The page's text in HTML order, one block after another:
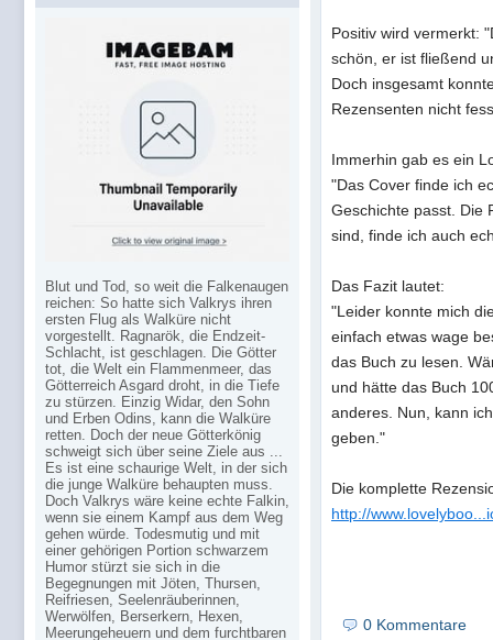
Positiv wird vermerkt:
schön, er ist fließend
Doch insgesamt
Rezensenten nicht
Immerhin gab es ein
"Das Cover finde ich
Geschichte passt. Die
sind, finde ich auch
Das Fazit lautet:
"Leider konnte mich
einfach etwas wage
das Buch zu lesen.
und hätte das Buch
anderes. Nun, kann
geben."
Die komplette
http://
0 Kommentare
Blut und Tod, so weit die Falkenaugen
reichen: So hatte sich Valkrys ihren
ersten Flug als Walküre nicht
vorgestellt. Ragnarök, die Endzeit-
Schlacht, ist geschlagen. Die Götter
tot, die Welt ein Flammenmeer, das
Götterreich Asgard droht, in die Tiefe
zu stürzen. Einzig Widar, den Sohn
und Erben Odins, kann die Walküre
retten. Doch der neue Götterkönig
schweigt sich über seine Ziele aus ...
Es ist eine schaurige Welt, in der sich
die junge Walküre behaupten muss.
Doch Valkrys wäre keine echte Falkin,
wenn sie einem Kampf aus dem Weg
gehen würde. Todesmutig und mit
einer gehörigen Portion schwarzem
Humor stürzt sie sich in die
Begegnungen mit Jöten, Thursen,
Reifriesen, Seelenräuberinnen,
Werwölfen, Berserkern, Hexen,
Meerungeheuern und dem furchtbaren